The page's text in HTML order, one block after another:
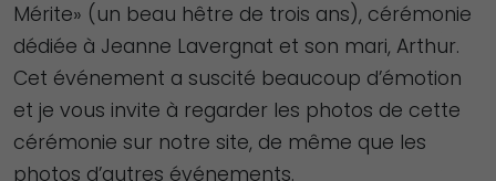
Mérite» (un beau hêtre de trois ans), cérémonie
dédiée à Jeanne Lavergnat et son mari, Arthur.
Cet événement a suscité beaucoup d’émotion
et je vous invite à regarder les photos de cette
cérémonie sur notre site, de même que les
photos d’autres événements.